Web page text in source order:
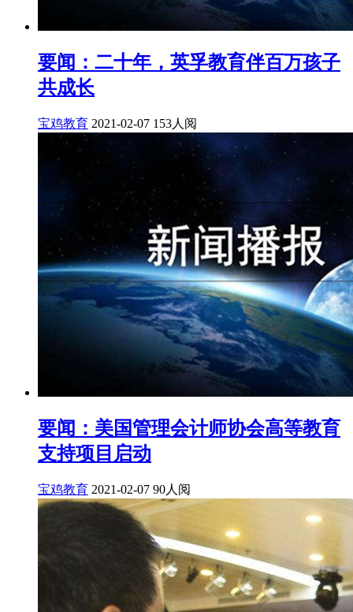
要闻：二十年，英孚教育伴百万孩子
共成长
宝鸡教育 2021-02-07 153人阅
要闻：美国管理会计师协会高等教育
支持项目启动
宝鸡教育 2021-02-07 90人阅